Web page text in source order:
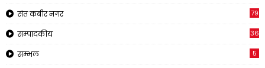
संत कबीर नगर 79
सम्पादकीय 36
सम्भल 5